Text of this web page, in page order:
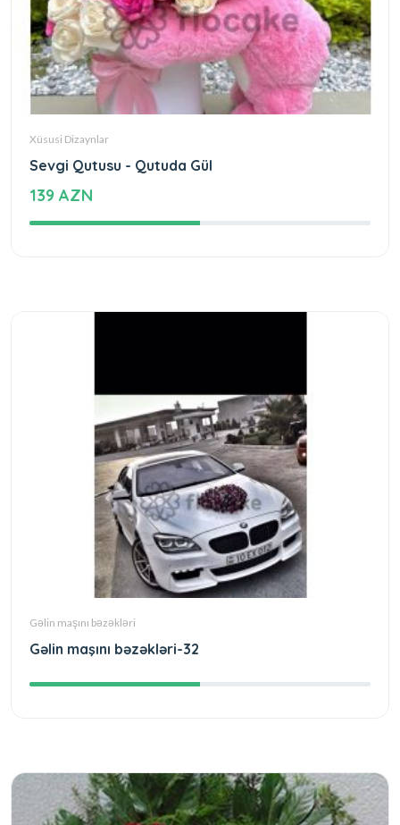
Xüsusi Dizaynlar
Sevgi Qutusu - Qutuda Gül
139 AZN
Gəlin maşını bəzəkləri
Gəlin maşını bəzəkləri-32